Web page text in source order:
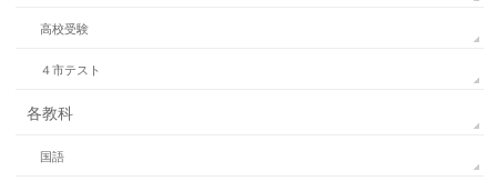
高校受験
４市テスト
各教科
国語